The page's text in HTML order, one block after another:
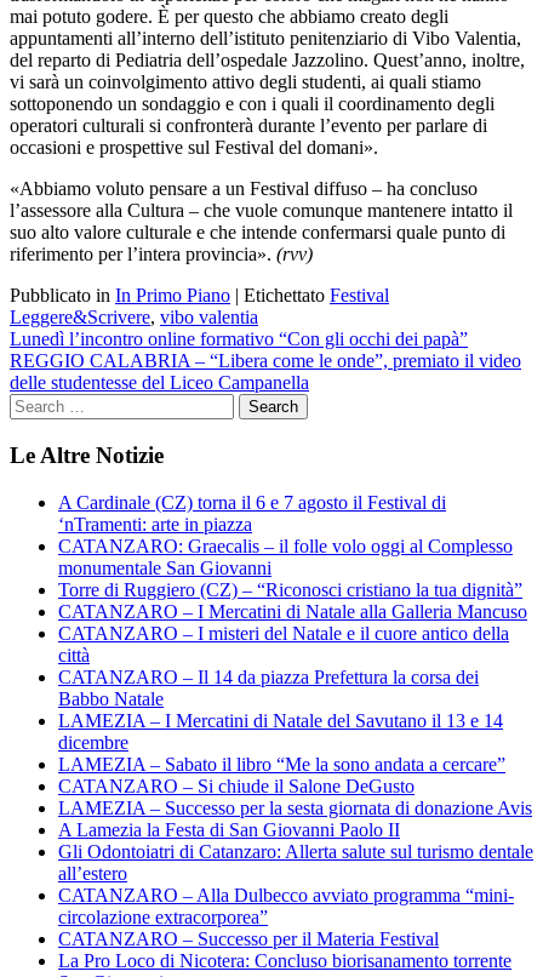
mai potuto godere. È per questo che abbiamo creato degli
appuntamenti all’interno dell’istituto penitenziario di Vibo Valentia,
del reparto di Pediatria dell’ospedale Jazzolino. Quest’anno, inoltre,
vi sarà un coinvolgimento attivo degli studenti, ai quali stiamo
sottoponendo un sondaggio e con i quali il coordinamento degli
operatori culturali si confronterà durante l’evento per parlare di
occasioni e prospettive sul Festival del domani».
«Abbiamo voluto pensare a un Festival diffuso – ha concluso
l’assessore alla Cultura – che vuole comunque mantenere intatto il
suo alto valore culturale e che intende confermarsi quale punto di
riferimento per l’intera provincia». (rvv)
Pubblicato in In Primo Piano | Etichettato Festival
Leggere&Scrivere, vibo valentia
Navigazione
articoli
Lunedì l’incontro online formativo “Con gli occhi dei papà”
REGGIO CALABRIA – “Libera come le onde”, premiato il video
delle studentesse del Liceo Campanella
Le Altre Notizie
A Cardinale (CZ) torna il 6 e 7 agosto il Festival di
‘nTramenti: arte in piazza
CATANZARO: Graecalis – il folle volo oggi al Complesso
monumentale San Giovanni
Torre di Ruggiero (CZ) – “Riconosci cristiano la tua dignità”
CATANZARO – I Mercatini di Natale alla Galleria Mancuso
CATANZARO – I misteri del Natale e il cuore antico della
città
CATANZARO – Il 14 da piazza Prefettura la corsa dei
Babbo Natale
LAMEZIA – I Mercatini di Natale del Savutano il 13 e 14
dicembre
LAMEZIA – Sabato il libro “Me la sono andata a cercare”
CATANZARO – Si chiude il Salone DeGusto
LAMEZIA – Successo per la sesta giornata di donazione Avis
A Lamezia la Festa di San Giovanni Paolo II
Gli Odontoiatri di Catanzaro: Allerta salute sul turismo dentale
all’estero
CATANZARO – Alla Dulbecco avviato programma “mini-
circolazione extracorporea”
CATANZARO – Successo per il Materia Festival
La Pro Loco di Nicotera: Concluso biorisanamento torrente